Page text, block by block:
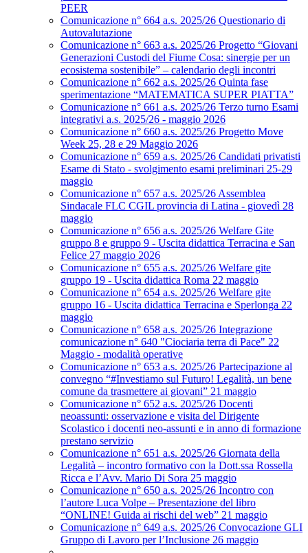
PEER
Comunicazione n° 664 a.s. 2025/26 Questionario di
Autovalutazione
Comunicazione n° 663 a.s. 2025/26 Progetto “Giovani
Generazioni Custodi del Fiume Cosa: sinergie per un
ecosistema sostenibile” – calendario degli incontri
Comunicazione n° 662 a.s. 2025/26 Quinta fase
sperimentazione “MATEMATICA SUPER PIATTA”
Comunicazione n° 661 a.s. 2025/26 Terzo turno Esami
integrativi a.s. 2025/26 - maggio 2026
Comunicazione n° 660 a.s. 2025/26 Progetto Move
Week 25, 28 e 29 Maggio 2026
Comunicazione n° 659 a.s. 2025/26 Candidati privatisti
Esame di Stato - svolgimento esami preliminari 25-29
maggio
Comunicazione n° 657 a.s. 2025/26 Assemblea
Sindacale FLC CGIL provincia di Latina - giovedì 28
maggio
Comunicazione n° 656 a.s. 2025/26 Welfare Gite
gruppo 8 e gruppo 9 - Uscita didattica Terracina e San
Felice 27 maggio 2026
Comunicazione n° 655 a.s. 2025/26 Welfare gite
gruppo 19 - Uscita didattica Roma 22 maggio
Comunicazione n° 654 a.s. 2025/26 Welfare gite
gruppo 16 - Uscita didattica Terracina e Sperlonga 22
maggio
Comunicazione n° 658 a.s. 2025/26 Integrazione
comunicazione n° 640 "Ciociaria terra di Pace" 22
Maggio - modalità operative
Comunicazione n° 653 a.s. 2025/26 Partecipazione al
convegno “#Investiamo sul Futuro! Legalità, un bene
comune da trasmettere ai giovani” 21 maggio
Comunicazione n° 652 a.s. 2025/26 Docenti
neoassunti: osservazione e visita del Dirigente
Scolastico i docenti neo-assunti e in anno di formazione
prestano servizio
Comunicazione n° 651 a.s. 2025/26 Giornata della
Legalità – incontro formativo con la Dott.ssa Rossella
Ricca e l’Avv. Mario Di Sora 25 maggio
Comunicazione n° 650 a.s. 2025/26 Incontro con
l’autore Luca Volpe – Presentazione del libro
“ONLINE! Guida ai rischi del web” 21 maggio
Comunicazione n° 649 a.s. 2025/26 Convocazione GLI
Gruppo di Lavoro per l’Inclusione 26 maggio